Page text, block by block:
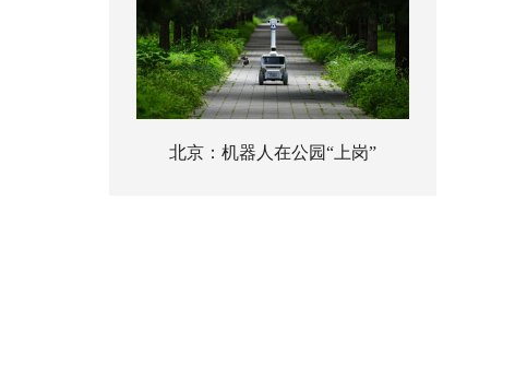
北京：机器人在公园“上岗”